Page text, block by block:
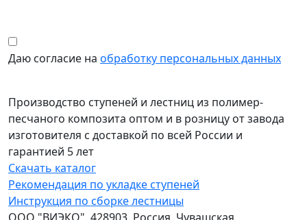
Даю согласие на обработку персональных данных
Производство ступеней и лестниц из полимер-
песчаного композита оптом и в розницу от завода
изготовителя с доставкой по всей России и
гарантией 5 лет
Скачать каталог
Рекомендация по укладке ступеней
Инструкция по сборке лестницы